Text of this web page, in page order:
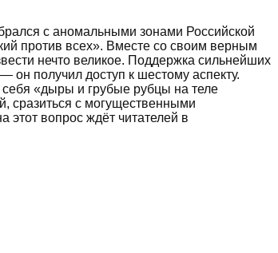
с аномальными зонами Российской
против всех». Вместе со своим верным
нечто великое. Поддержка сильнейших
получил доступ к шестому аспекту.
себя «дыры и грубые рубцы на теле
сразиться с могущественными
этот вопрос ждёт читателей в